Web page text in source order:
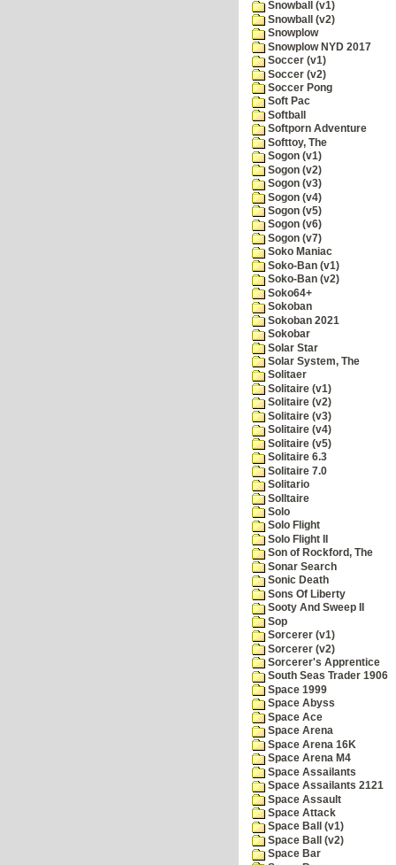
Snowball (v1)
Snowball (v2)
Snowplow
Snowplow NYD 2017
Soccer (v1)
Soccer (v2)
Soccer Pong
Soft Pac
Softball
Softporn Adventure
Softtoy, The
Sogon (v1)
Sogon (v2)
Sogon (v3)
Sogon (v4)
Sogon (v5)
Sogon (v6)
Sogon (v7)
Soko Maniac
Soko-Ban (v1)
Soko-Ban (v2)
Soko64+
Sokoban
Sokoban 2021
Sokobar
Solar Star
Solar System, The
Solitaer
Solitaire (v1)
Solitaire (v2)
Solitaire (v3)
Solitaire (v4)
Solitaire (v5)
Solitaire 6.3
Solitaire 7.0
Solitario
Solltaire
Solo
Solo Flight
Solo Flight II
Son of Rockford, The
Sonar Search
Sonic Death
Sons Of Liberty
Sooty And Sweep II
Sop
Sorcerer (v1)
Sorcerer (v2)
Sorcerer's Apprentice
South Seas Trader 1906
Space 1999
Space Abyss
Space Ace
Space Arena
Space Arena 16K
Space Arena M4
Space Assailants
Space Assailants 2121
Space Assault
Space Attack
Space Ball (v1)
Space Ball (v2)
Space Bar